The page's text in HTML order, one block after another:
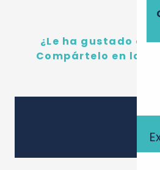
¿Le ha gustado
Compártelo en las